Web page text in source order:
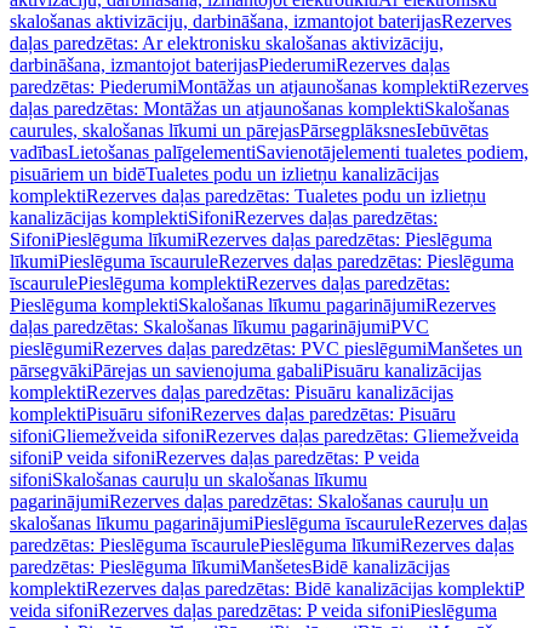
skalošanas aktivizāciju, darbināšana, izmantojot baterijasRezerves
daļas paredzētas: Ar elektronisku skalošanas aktivizāciju,
darbināšana, izmantojot baterijasPiederumiRezerves daļas
paredzētas: PiederumiMontāžas un atjaunošanas komplektiRezerves
daļas paredzētas: Montāžas un atjaunošanas komplektiSkalošanas
caurules, skalošanas līkumi un pārejasPārsegplāksnesIebūvētas
vadībasLietošanas palīgelementiSavienotājelementi tualetes podiem,
pisuāriem un bidēTualetes podu un izlietņu kanalizācijas
komplektiRezerves daļas paredzētas: Tualetes podu un izlietņu
kanalizācijas komplektiSifoniRezerves daļas paredzētas:
SifoniPieslēguma līkumiRezerves daļas paredzētas: Pieslēguma
līkumiPieslēguma īscauruleRezerves daļas paredzētas: Pieslēguma
īscaurulePieslēguma komplektiRezerves daļas paredzētas:
Pieslēguma komplektiSkalošanas līkumu pagarinājumiRezerves
daļas paredzētas: Skalošanas līkumu pagarinājumiPVC
pieslēgumiRezerves daļas paredzētas: PVC pieslēgumiManšetes un
pārsegvākiPārejas un savienojuma gabaliPisuāru kanalizācijas
komplektiRezerves daļas paredzētas: Pisuāru kanalizācijas
komplektiPisuāru sifoniRezerves daļas paredzētas: Pisuāru
sifoniGliemežveida sifoniRezerves daļas paredzētas: Gliemežveida
sifoniP veida sifoniRezerves daļas paredzētas: P veida
sifoniSkalošanas cauruļu un skalošanas līkumu
pagarinājumiRezerves daļas paredzētas: Skalošanas cauruļu un
skalošanas līkumu pagarinājumiPieslēguma īscauruleRezerves daļas
paredzētas: Pieslēguma īscaurulePieslēguma līkumiRezerves daļas
paredzētas: Pieslēguma līkumiManšetesBidē kanalizācijas
komplektiRezerves daļas paredzētas: Bidē kanalizācijas komplektiP
veida sifoniRezerves daļas paredzētas: P veida sifoniPieslēguma